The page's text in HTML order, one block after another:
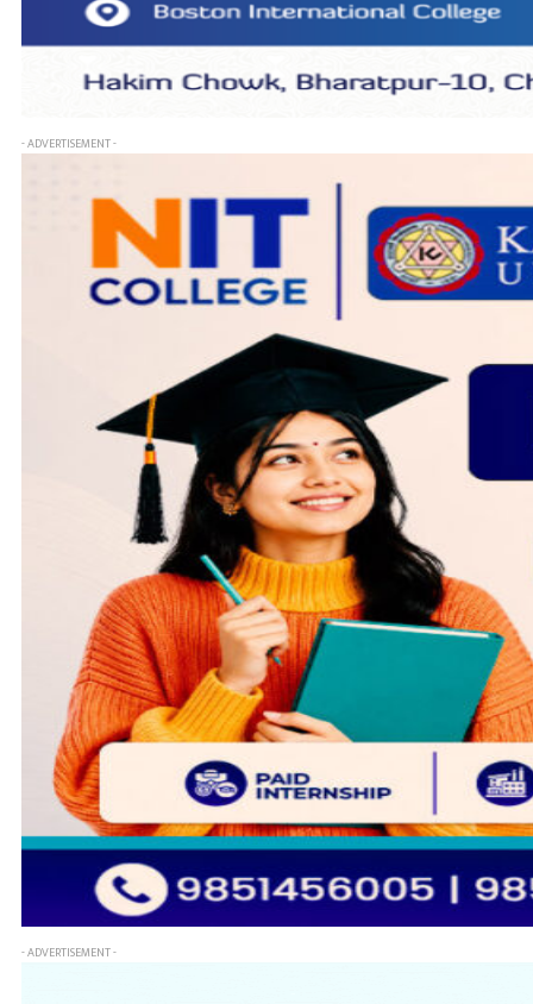
- ADVERTISEMENT -
- ADVERTISEMENT -